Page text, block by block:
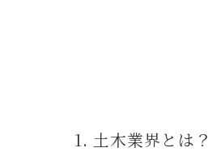
1. 土木業界とは？